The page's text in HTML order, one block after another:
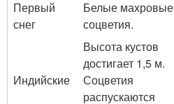
Первый
снег
Белые махровые
соцветия.
Индийские
Высота кустов
достигает 1,5 м.
Соцветия
распускаются